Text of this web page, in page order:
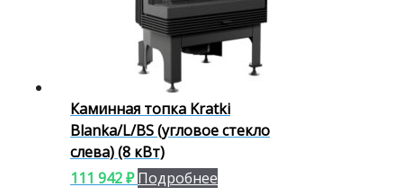
Каминная топка Kratki
Blanka/L/BS (угловое стекло
слева) (8 кВт)
111 942₽ Подробнее